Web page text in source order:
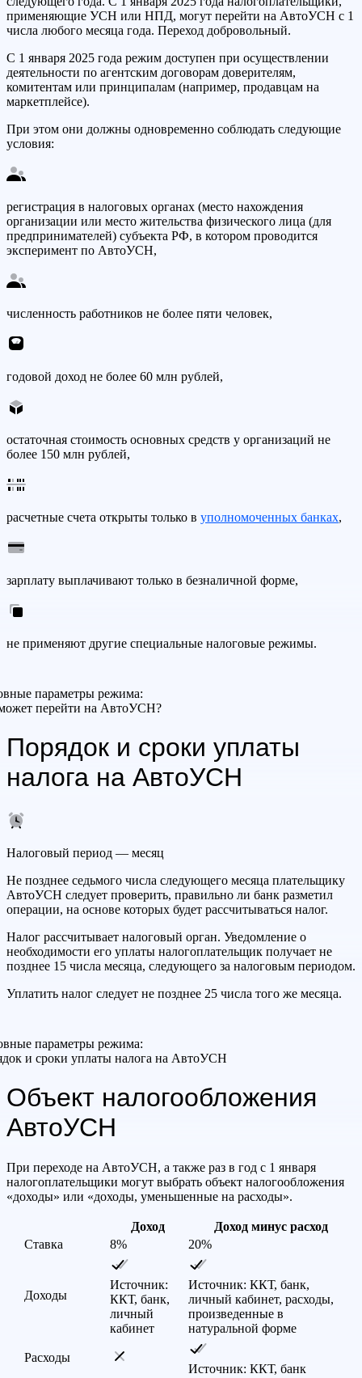
применяющие УСН или НПД, могут перейти на АвтоУСН с 1
числа любого месяца года. Переход добровольный.
С 1 января 2025 года режим доступен при осуществлении
деятельности по агентским договорам доверителям,
комитентам или принципалам (например, продавцам на
маркетплейсе).
При этом они должны одновременно соблюдать следующие
условия:
регистрация в налоговых органах (место нахождения
организации или место жительства физического лица (для
предпринимателей) субъекта РФ, в котором проводится
эксперимент по АвтоУСН,
численность работников не более пяти человек,
годовой доход не более 60 млн рублей,
остаточная стоимость основных средств у организаций не
более 150 млн рублей,
расчетные счета открыты только в уполномоченных банках,
зарплату выплачивают только в безналичной форме,
не применяют другие специальные налоговые режимы.
параметры режима:
перейти на АвтоУСН?
Порядок и сроки уплаты
налога на АвтоУСН
Налоговый период — месяц
Не позднее седьмого числа следующего месяца плательщику
АвтоУСН следует проверить, правильно ли банк разметил
операции, на основе которых будет рассчитываться налог.
Налог рассчитывает налоговый орган. Уведомление о
необходимости его уплаты налогоплательщик получает не
позднее 15 числа месяца, следующего за налоговым периодом.
Уплатить налог следует не позднее 25 числа того же месяца.
параметры режима:
и сроки уплаты налога на АвтоУСН
Объект налогообложения
АвтоУСН
При переходе на АвтоУСН, а также раз в год с 1 января
налогоплательщики могут выбрать объект налогообложения
«доходы» или «доходы, уменьшенные на расходы».
Доход
Доход минус расход
Ставка
8% 20%
Доходы
Источник:
ККТ, банк,
личный
кабинет
Источник: ККТ, банк,
личный кабинет, расходы,
произведенные в
натуральной форме
Расходы
Источник: ККТ, банк